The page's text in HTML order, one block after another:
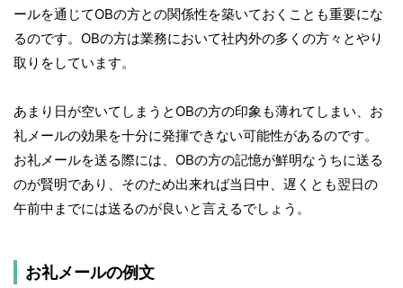
ールを通じてOBの方との関係性を築いておくことも重要にな
るのです。OBの方は業務において社内外の多くの方々とやり
取りをしています。
あまり日が空いてしまうとOBの方の印象も薄れてしまい、お
礼メールの効果を十分に発揮できない可能性があるのです。
お礼メールを送る際には、OBの方の記憶が鮮明なうちに送る
のが賢明であり、そのため出来れば当日中、遅くとも翌日の
午前中までには送るのが良いと言えるでしょう。
お礼メールの例文